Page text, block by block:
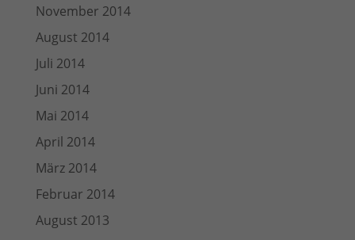
November 2014
August 2014
Juli 2014
Juni 2014
Mai 2014
April 2014
März 2014
Februar 2014
August 2013